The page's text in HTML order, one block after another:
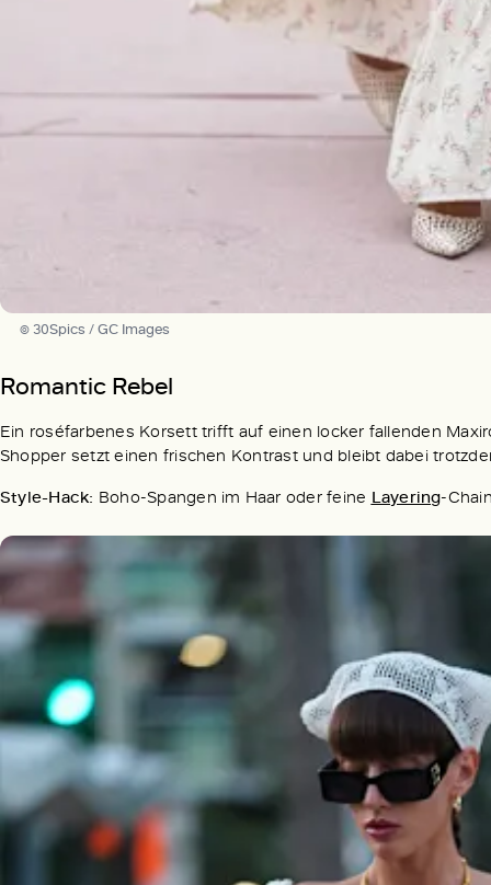
© 30Spics / GC Images
Romantic Rebel
Ein roséfarbenes Korsett trifft auf einen locker fallenden
Shopper setzt einen frischen Kontrast und bleibt dabei
Style-Hack: Boho-Spangen im Haar oder feine Layering-